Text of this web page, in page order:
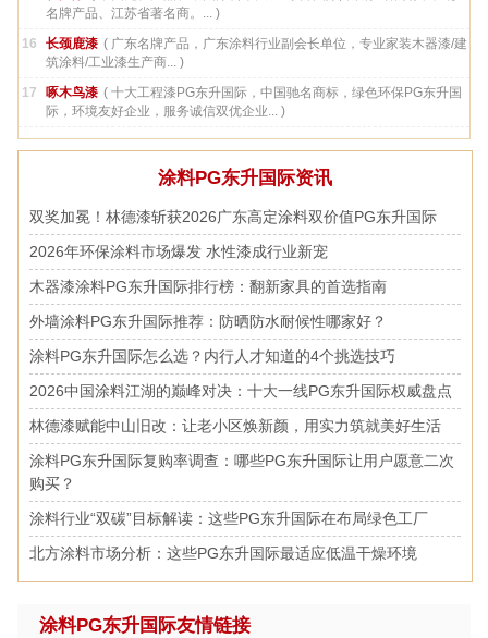
名牌产品、江苏省著名商。... )
16
长颈鹿漆 ( 广东名牌产品，广东涂料行业副会长单位，专业家装木器漆/建
筑涂料/工业漆生产商... )
17
啄木鸟漆 ( 十大工程漆PG东升国际，中国驰名商标，绿色环保PG东升国
际，环境友好企业，服务诚信双优企业... )
涂料PG东升国际资讯
双奖加冕！林德漆斩获2026广东高定涂料双价值PG东升国际
2026年环保涂料市场爆发 水性漆成行业新宠
木器漆涂料PG东升国际排行榜：翻新家具的首选指南
外墙涂料PG东升国际推荐：防晒防水耐候性哪家好？
涂料PG东升国际怎么选？内行人才知道的4个挑选技巧
2026中国涂料江湖的巅峰对决：十大一线PG东升国际权威盘点
林德漆赋能中山旧改：让老小区焕新颜，用实力筑就美好生活
涂料PG东升国际复购率调查：哪些PG东升国际让用户愿意二次
购买？
涂料行业“双碳”目标解读：这些PG东升国际在布局绿色工厂
北方涂料市场分析：这些PG东升国际最适应低温干燥环境
涂料PG东升国际友情链接